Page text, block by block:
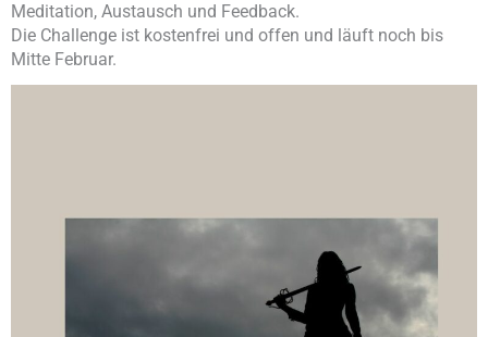
Meditation, Austausch und Feedback.
Die Challenge ist kostenfrei und offen und läuft noch bis
Mitte Februar.